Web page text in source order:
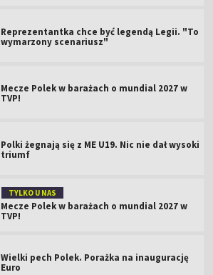
Reprezentantka chce być legendą Legii. "To
wymarzony scenariusz"
Mecze Polek w barażach o mundial 2027 w
TVP!
Polki żegnają się z ME U19. Nic nie dał wysoki
triumf
TYLKO U NAS
Mecze Polek w barażach o mundial 2027 w
TVP!
Wielki pech Polek. Porażka na inaugurację
Euro